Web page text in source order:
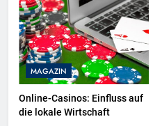
MAGAZIN
Online-Casinos: Einfluss auf
die lokale Wirtschaft